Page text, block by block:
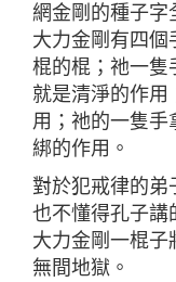
網金剛的種子字
大力金剛有四個
棍的棍；祂一隻
就是清淨的作用
用；祂的一隻手
綁的作用。
對於犯戒律的弟
也不懂得孔子講
大力金剛一棍子
無間地獄。